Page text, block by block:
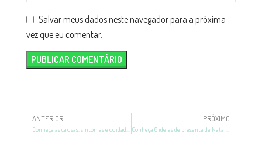
Salvar meus dados neste navegador para a próxima
vez que eu comentar.
ANTERIOR
Conheça as causas, sintomas e cuidados da cesárea inflamada
PRÓXIMO
Conheça 8 ideias de presente de Natal para crianças de todas as idades